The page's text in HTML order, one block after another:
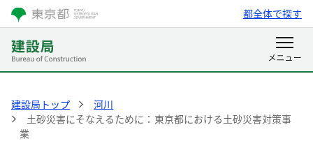
都全体で探す
建設局トップ
河川
土砂災害にそなえるために：東京都における土砂災害対策事
業